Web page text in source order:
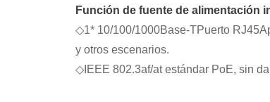
Función de fuente de alimentación
◇1* 10/100/1000Base-TPuerto RJ45
y otros escenarios.
◇ IEEE 802.3af/at estándar PoE, sin